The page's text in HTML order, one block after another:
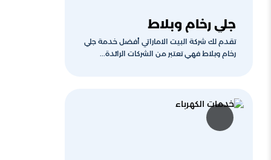
جلي رخام وبلاط
تقدم لك شركة البيت الاماراتي أفضل خدمة جلي
رخام وبلاط فهي تعتبر من الشركات الرائدة...